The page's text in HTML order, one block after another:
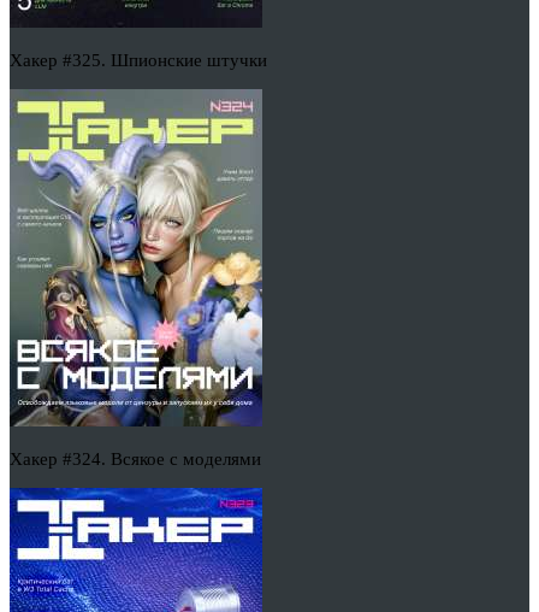
Хакер #325. Шпионские штучки
Хакер #324. Всякое с моделями